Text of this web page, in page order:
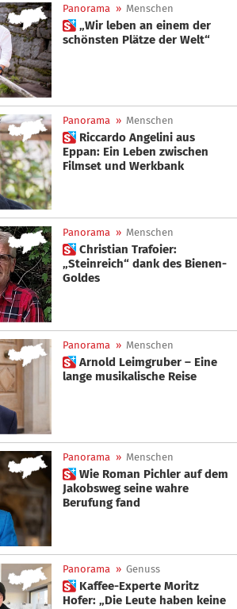
Panorama » Menschen
 „Wir leben an einem der
schönsten Plätze der Welt“
Panorama » Menschen
 Riccardo Angelini aus
Eppan: Ein Leben zwischen
Filmset und Werkbank
Panorama » Menschen
 Christian Trafoier:
„Steinreich“ dank des Bienen-
Goldes
Panorama » Menschen
 Arnold Leimgruber – Eine
lange musikalische Reise
Panorama » Menschen
 Wie Roman Pichler auf dem
Jakobsweg seine wahre
Berufung fand
Panorama » Genuss
 Kaffee-Experte Moritz
Hofer: „Die Leute haben keine